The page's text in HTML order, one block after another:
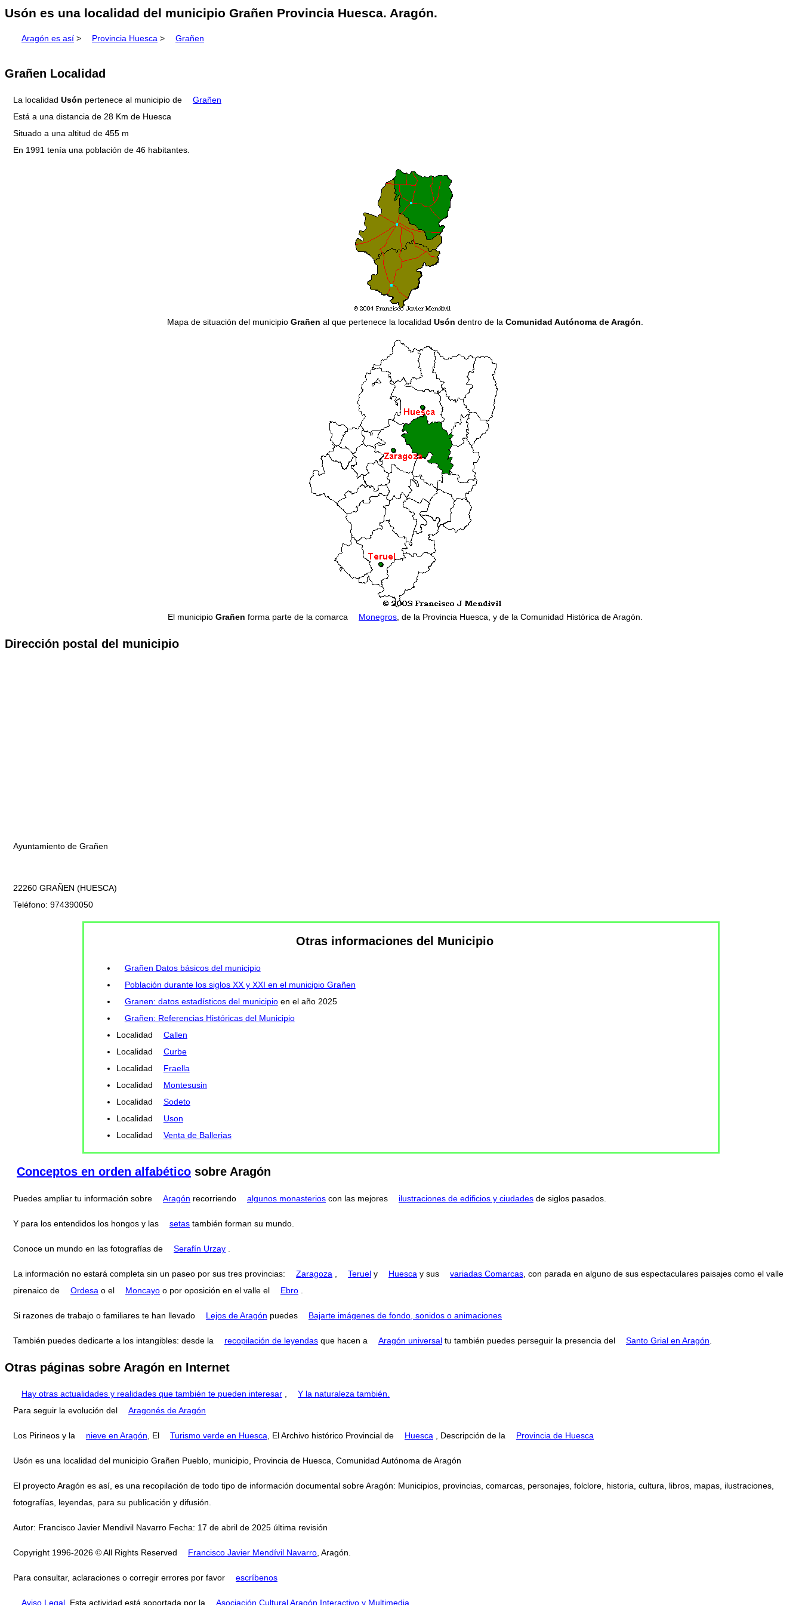
Usón es una localidad del municipio Grañen Provincia Huesca. Aragón.
Aragón es así > Provincia Huesca > Grañen
Grañen Localidad
La localidad Usón pertenece al municipio de
Grañen
Está a una distancia de 28 Km de Huesca
Situado a una altitud de 455 m
En 1991 tenía una población de 46 habitantes.
Mapa de situación del municipio Grañen al que pertenece la localidad Usón dentro de la Comunidad Autónoma de Aragón.
El municipio Grañen forma parte de la comarca Monegros, de la Provincia Huesca, y de la Comunidad Histórica de Aragón.
Dirección postal del municipio
Ayuntamiento de Grañen
22260 GRAÑEN (HUESCA)
Teléfono: 974390050
Otras informaciones del Municipio
Grañen Datos básicos del municipio
Población durante los siglos XX y XXI en el municipio Grañen
Granen: datos estadísticos del municipioen el año 2025
Grañen: Referencias Históricas del Municipio
Localidad
Callen
Localidad
Curbe
Localidad
Fraella
Localidad
Montesusin
Localidad
Sodeto
Localidad
Uson
Localidad
Venta de Ballerias
Conceptos en orden alfabético sobre Aragón
Puedes ampliar tu información sobre Aragón recorriendo algunos monasterios con las mejores ilustraciones de edificios y ciudades de siglos pasados.
Y para los entendidos los hongos y las setas también forman su mundo.
Conoce un mundo en las fotografías de Serafín Urzay
La información no estará completa sin un paseo por sus tres provincias: Zaragoza Teruel y Huesca y sus variadas Comarcas , con parada en alguno de sus espectaculares paisajes como el valle
pirenaico de
Ordesa o el Moncayo o por oposición en el valle el Ebro
Si razones de trabajo o familiares te han llevado Lejos de Aragón puedes Bajarte imágenes de fondo, sonidos o animaciones
También puedes dedicarte a los intangibles: desde la recopilación de leyendas que hacen a Aragón universal tu también puedes perseguir la presencia del Santo Grial en Aragón
Otras páginas sobre Aragón en Internet
Hay otras actualidades y realidades que también te pueden interesar ,
Y la naturaleza también.
Para seguir la evolución del
Aragonés de Aragón
Los Pirineos y la nieve en Aragón, El Turismo verde en Huesca, El Archivo histórico Provincial de Huesca , Descripción de la Provincia de Huesca
Usón es una localidad del municipio Grañen Pueblo, municipio, Provincia de Huesca, Comunidad Autónoma de Aragón
El proyecto Aragón es así, es una recopilación de todo tipo de información documental sobre Aragón: Municipios, provincias, comarcas, personajes, folclore, historia, cultura, libros, mapas, ilustraciones,
fotografías, leyendas, para su publicación y difusión.
Autor: Francisco Javier Mendivil Navarro Fecha: 17 de abril de 2025 última revisión
Copyright 1996-2026 © All Rights Reserved Francisco Javier Mendívil Navarro, Aragón.
Para consultar, aclaraciones o corregir errores por favor escríbenos
Aviso Legal . Esta actividad está soportada por la Asociación Cultural Aragón Interactivo y Multimedia